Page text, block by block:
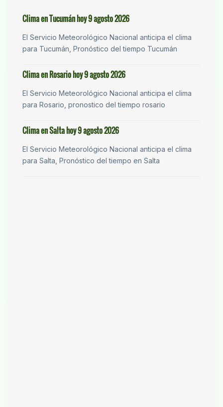
Clima en Tucumán hoy 9 agosto 2026
El Servicio Meteorológico Nacional anticipa el clima
para Tucumán, Pronóstico del tiempo Tucumán
Clima en Rosario hoy 9 agosto 2026
El Servicio Meteorológico Nacional anticipa el clima
para Rosario, pronostico del tiempo rosario
Clima en Salta hoy 9 agosto 2026
El Servicio Meteorológico Nacional anticipa el clima
para Salta, Pronóstico del tiempo en Salta